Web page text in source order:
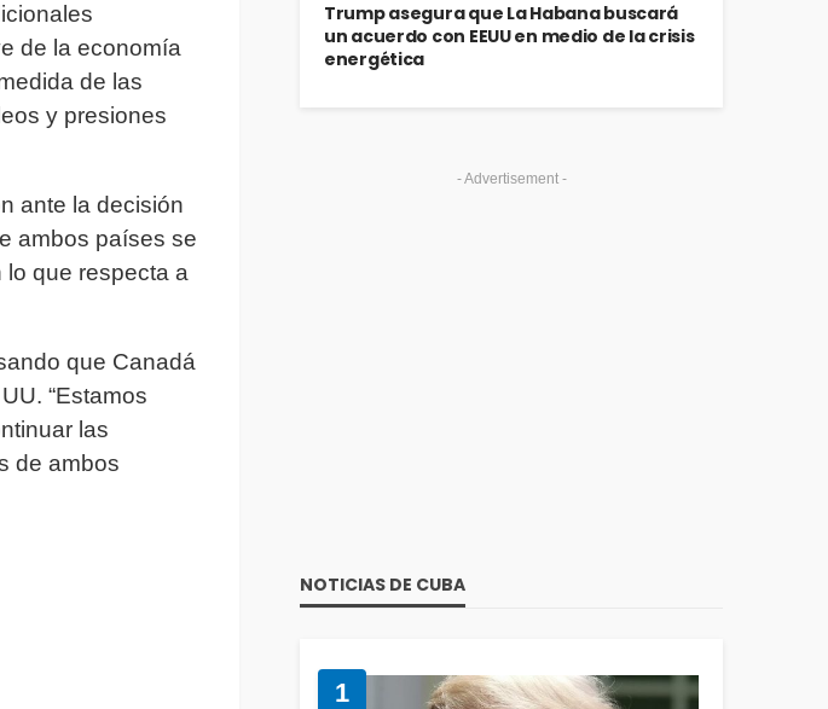
de la economía
de las
y presiones
ante la decisión
ambos países se
lo que respecta a
que Canadá
“Estamos
las
de ambos
Trump asegura que La Habana buscará
un acuerdo con EEUU en medio de la crisis
energética
- Advertisement -
NOTICIAS DE CUBA
1